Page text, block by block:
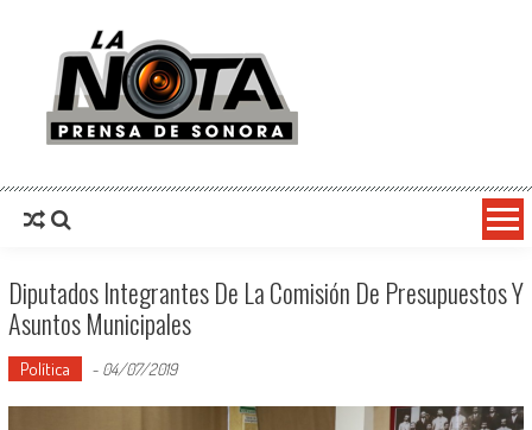
La Nota Prensa De Sonora
Diputados Integrantes De La Comisión De Presupuestos Y
Asuntos Municipales
Política - 04/07/2019